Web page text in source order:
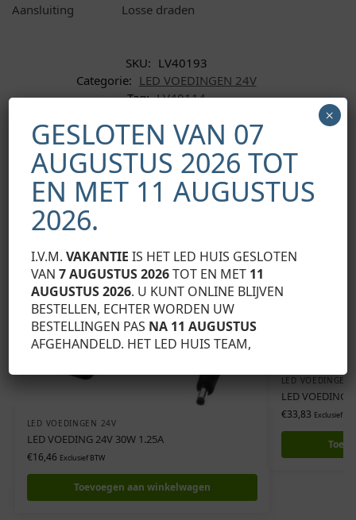
Aansluiting
Losse draden
SKU: LV40193
Categorie: LED VOEDINGEN 24V
Tag: LV40114
Gerelateerde producten
LED VOEDINGEN 24V
LED VOEDING 24V 30W 1.25A
€16,46 Exclusief BTW
Toevoegen aan winkelwagen
LED VOEDINGEN
LED VOEDING
€33,83 Exclusief
GESLOTEN VAN 07
AUGUSTUS 2026 TOT
EN MET 11 AUGUSTUS
2026.
I.V.M.VAKANTIE IS HET LED HUIS GESLOTEN
VAN7 AUGUSTUS 2026TOT EN MET 11
AUGUSTUS 2026. U KUNT ONLINE BLIJVEN
BESTELLEN, ECHTER WORDEN UW
BESTELLINGEN PAS NA 11 AUGUSTUS
AFGEHANDELD. HET LED HUIS TEAM,
×